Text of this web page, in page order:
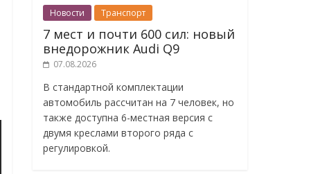
Новости Транспорт
7 мест и почти 600 сил: новый
внедорожник Audi Q9
07.08.2026
В стандартной комплектации
автомобиль рассчитан на 7 человек, но
также доступна 6-местная версия с
двумя креслами второго ряда с
регулировкой.